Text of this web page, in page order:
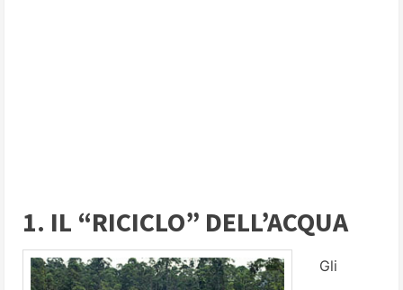
1. IL “RICICLO” DELL’ACQUA
Gli